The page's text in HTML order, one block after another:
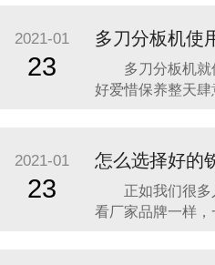
2021-01
23
多刀分板机就
好爱惜保养整天
也需要我们去爱惜
分板机能够更长久
将和大家一起学
因素，以便在以后
2021-01
23
怎么选择好的
正如我们很多
看厂家品牌一样